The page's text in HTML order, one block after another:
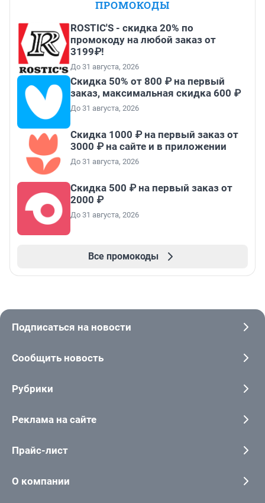
ПРОМОКОДЫ
ROSTIC'S - скидка 20% по
промокоду на любой заказ от
3199₽!
До 31 августа, 2026
Скидка 50% от 800 ₽ на первый
заказ, максимальная скидка 600 ₽
До 31 августа, 2026
Скидка 1000 ₽ на первый заказ от
3000 ₽ на сайте и в приложении
До 31 августа, 2026
Скидка 500 ₽ на первый заказ от
2000 ₽
До 31 августа, 2026
Все промокоды
Подписаться на новости
Сообщить новость
Рубрики
Реклама на сайте
Прайс-лист
О компании